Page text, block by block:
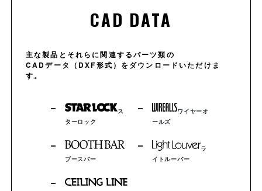
CAD DATA
主な製品とそれらに関連するパーツ類の
CADデータ（DXF形式）をダウンロードいただけま
す。
ス
ターロック
ブースバー
ワイヤーオ
ールズ
ラ
イトルーバー